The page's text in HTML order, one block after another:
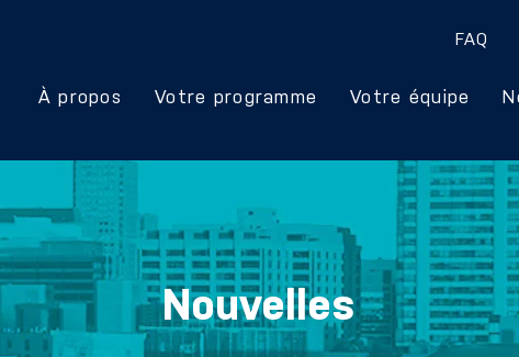
À propos Votre programme Votre équipe
FAQ
Nouvelles